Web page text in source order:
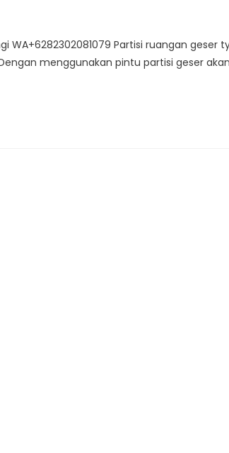
WA+6282302081079 Partisi ruangan geser
menggunakan pintu partisi geser